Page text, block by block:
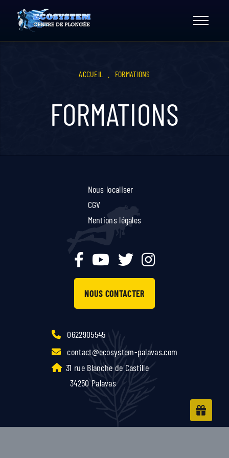
content
ACCUEIL FORMATIONS
FORMATIONS
Nous localiser
CGV
Mentions légales
NOUS CONTACTER
0622905545
contact@ecosystem-palavas.com
31 rue Blanche de Castille
34250 Palavas